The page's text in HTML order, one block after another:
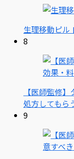
生理移動ピル
8
【医師監修
処方してもら
9